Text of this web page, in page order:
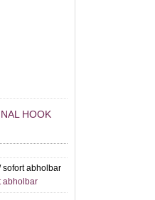
HOOK
abholbar